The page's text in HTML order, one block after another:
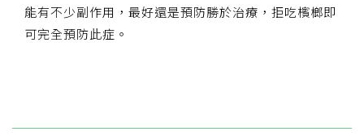
能有不少副作用，最好還是預防勝於治療，拒吃檳榔即
可完全預防此症。